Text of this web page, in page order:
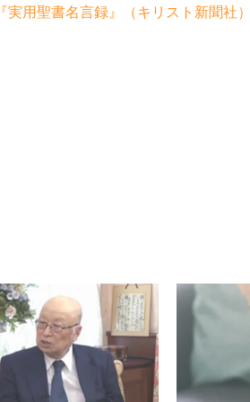
『実用聖書名言録』（キリスト新聞社